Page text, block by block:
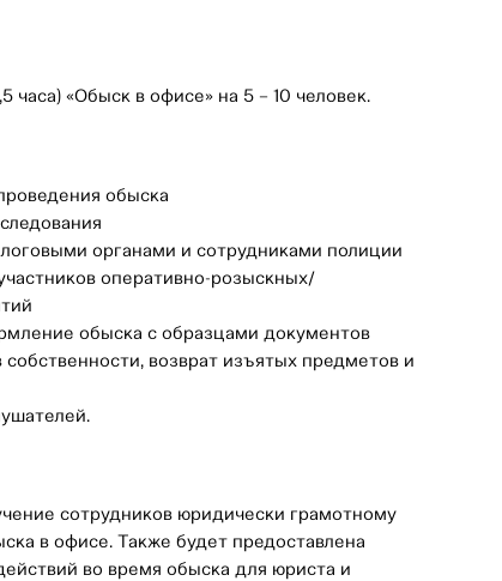
часа) «Обыск в офисе» на 5 – 10 человек.
обыска
органами и сотрудниками полиции
оперативно-розыскных/
обыска с образцами документов
возврат изъятых предметов и
сотрудников юридически грамотному
в офисе. Также будет предоставлена
во время обыска для юриста и